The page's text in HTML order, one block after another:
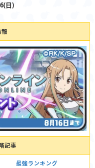
日)
記事
最強ランキング